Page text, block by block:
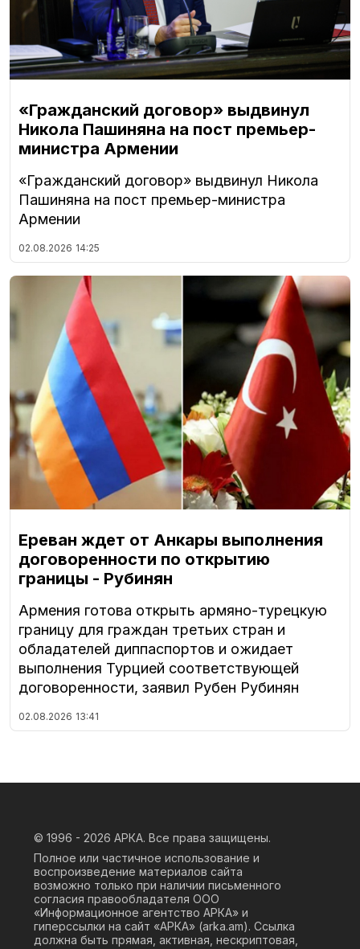
«Гражданский договор» выдвинул
Никола Пашиняна на пост премьер-
министра Армении
«Гражданский договор» выдвинул Никола
Пашиняна на пост премьер-министра
Армении
02.08.2026 14:25
Ереван ждет от Анкары выполнения
договоренности по открытию
границы - Рубинян
Армения готова открыть армяно-турецкую
границу для граждан третьих стран и
обладателей диппаспортов и ожидает
выполнения Турцией соответствующей
договоренности, заявил Рубен Рубинян
02.08.2026 13:41
© 1996 - 2026 АРКА. Все права защищены.
Полное или частичное использование и
воспроизведение материалов сайта
возможно только при наличии письменного
согласия правообладателя ООО
«Информационное агентство АРКА» и
гиперссылки на сайт «АРКА» (arka.am). Ссылка
должна быть прямая, активная, нескриптовая,